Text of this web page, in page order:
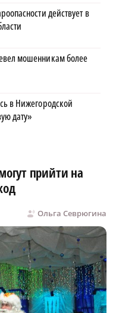
действует в
мошенникам более
в Нижегородской
дату»
прийти на
Ольга Севрюгина